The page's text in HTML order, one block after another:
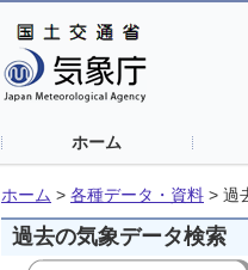
ホーム
ホーム > 各種データ・資料 > 過
過去の気象データ検索